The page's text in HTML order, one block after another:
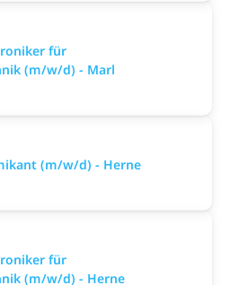
für
(m/w/d) - Marl
(m/w/d) - Herne
für
(m/w/d) - Herne